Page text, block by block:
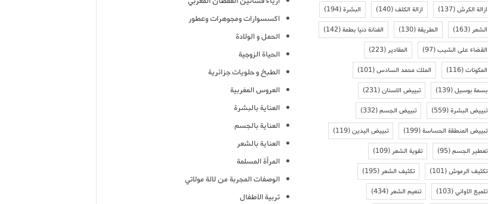
ازالة الكرش(137) ازالة الكلف(140) البشرة(194)
الشعر(163) الطريقة(130) الفنانة دنيا بطمة(142)
القضاء على الشيب(97) المقادير(223)
المكونات(116) الملك محمد السادس(101)
بسمة بوسيل(139) تبييض الاسنان(231)
تبييض البشرة(559) تبييض الجسم(332)
تبييض المنطقة الحساسة(199) تبييض اليدين(119)
تعطير الجسم(95) تقوية الشعر(109)
تكثيف الرموش(101) تكثيف الشعر(195)
تلميع الاواني(103) تنعيم الشعر(434)
اكسسوارات ومجوهرات وعطور
الحمل و الولادة
الحياة الزوجية
الطبخ و حلويات جزائرية
العروس المغربية
العناية بالبشرة
العناية بالجسم
العناية بالشعر
المرأة المسلمة
الوصفات المجربة من لالة مولاتي
تربية الاطفال